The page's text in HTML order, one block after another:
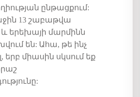
ընթացքում:
13 շաբաթվա
և երեխայի մարմինն
են: Ահա, թե ինչ
միասին սկսում եք